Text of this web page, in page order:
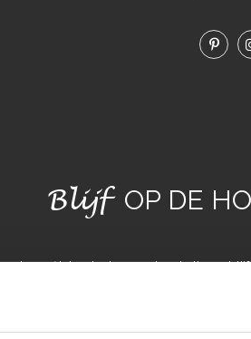
Blijf OP DE
een flinke dosis wooninspiratie en